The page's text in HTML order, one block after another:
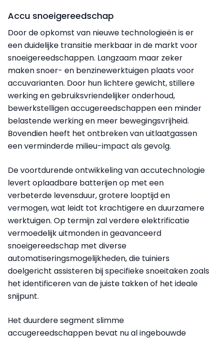
Accu snoeigereedschap
Door de opkomst van nieuwe technologieën is er
een duidelijke transitie merkbaar in de markt voor
snoeigereedschappen. Langzaam maar zeker
maken snoer- en benzinewerktuigen plaats voor
accuvarianten. Door hun lichtere gewicht, stillere
werking en gebruiksvriendelijker onderhoud,
bewerkstelligen accugereedschappen een minder
belastende werking en meer bewegingsvrijheid.
Bovendien heeft het ontbreken van uitlaatgassen
een verminderde milieu-impact als gevolg.
De voortdurende ontwikkeling van accutechnologie
levert oplaadbare batterijen op met een
verbeterde levensduur, grotere looptijd en
vermogen, wat leidt tot krachtigere en duurzamere
werktuigen. Op termijn zal verdere elektrificatie
vermoedelijk uitmonden in geavanceerd
snoeigereedschap met diverse
automatiseringsmogelijkheden, die tuiniers
doelgericht assisteren bij specifieke snoeitaken zoals
het identificeren van de juiste takken of het ideale
snijpunt.
Het duurdere segment slimme
accugereedschappen bevat nu al ingebouwde